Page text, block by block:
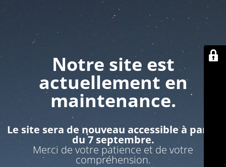
Notre site est
actuellement en
maintenance.
Le site sera de nouveau accessible à partir
du 7 septembre.
Merci de votre patience et de votre
compréhension.